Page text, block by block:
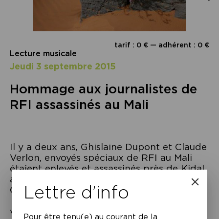
tarif : 0 € — adhérent : 0 €
Lecture musicale
jeudi 3 septembre 2015
Hommage aux journalistes de
RFI assassinés au Mali
Il y a deux ans, Ghislaine Dupont et Claude
Verlon, envoyés spéciaux de RFI au Mali
étaient enlevés et assassinés près de Kidal
au nord Mali. L’Association des Amis de
Ghislaine et de Claude créée en janvier
2014, vise à permettre la recherche de la
vérité et de la justice et à perpétuer la
Lettre d’info
Pour être tenu(e) au courant de la